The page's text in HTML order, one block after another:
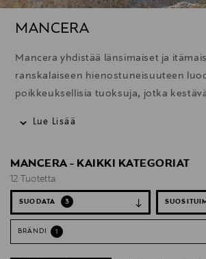
MANCERA
Mancera yhdistää länsimaiset ja
ranskalaiseen hienostuneisuuteen
poikkeuksellisia tuoksuja, jotka
tulevaisuus hahmottuu.
Lue Lisää
MANCERA - KAIKKI KATEGORIAT
12 Tuotetta
SUODATA 3
BRÄNDI 1